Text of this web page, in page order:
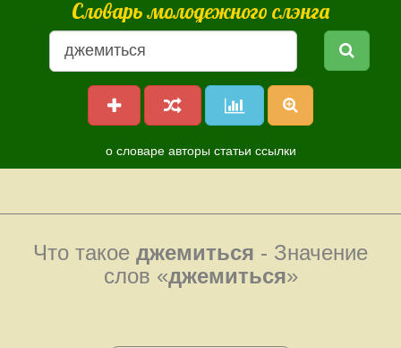
Словарь молодежного слэнга
о словаре авторы статьи ссылки
Что такое джемиться - Значение
слов «джемиться»